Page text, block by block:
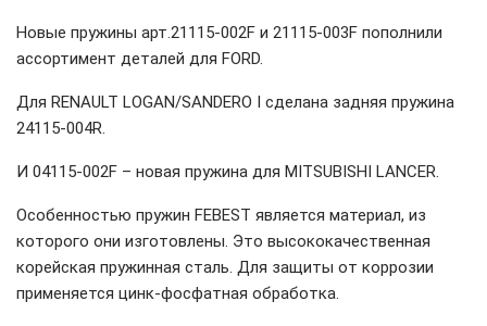
Новые пружины арт.21115-002F и 21115-003F пополнили
ассортимент деталей для FORD.
Для RENAULT LOGAN/SANDERO I сделана задняя пружина
24115-004R.
И 04115-002F – новая пружина для MITSUBISHI LANCER.
Особенностью пружин FEBEST является материал, из
которого они изготовлены. Это высококачественная
корейская пружинная сталь. Для защиты от коррозии
применяется цинк-фосфатная обработка.